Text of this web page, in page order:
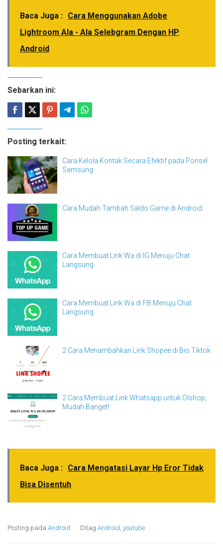
Baca Juga : Cara Menggunakan Adobe
Lightroom Ala - Ala Selebgram Dengan HP
Android
Sebarkan ini:
Posting terkait:
Cara Kelola Kontak Secara Efektif pada Ponsel
Samsung
Cara Mudah Tambah Saldo Game di Android
Cara Membuat Link Wa di IG Menuju Chat
Langsung
Cara Membuat Link Wa di FB Menuju Chat
Langsung
2 Cara Menambahkan Link Shopee di Bio Tiktok
2 Cara Membuat Link Whatsapp untuk Olshop,
Mudah Banget!
Baca Juga : Cara Mengatasi Layar Hp Eror Tidak
Bisa Disentuh
Posting pada Android Ditag Android, youtube